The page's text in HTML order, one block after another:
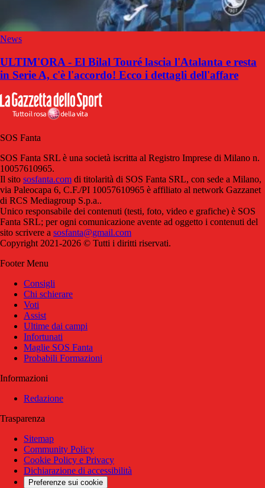
News
ULTIM'ORA - El Bilal Touré lascia l'Atalanta e resta
in Serie A, c'è l'accordo! Ecco i dettagli dell'affare
SOS Fanta
SOS Fanta SRL è una società iscritta al Registro Imprese di Milano n.
10057610965.
Il sito sosfanta.com di titolarità di SOS Fanta SRL, con sede a Milano,
via Paleocapa 6, C.F./PI 10057610965 è affiliato al network Gazzanet
di RCS Mediagroup S.p.a..
Unico responsabile dei contenuti (testi, foto, video e grafiche) è SOS
Fanta SRL; per ogni comunicazione avente ad oggetto i contenuti del
sito scrivere a sosfanta@gmail.com
Copyright 2021-2026 © Tutti i diritti riservati.
Footer Menu
Consigli
Chi schierare
Voti
Assist
Ultime dai campi
Infortunati
Maglie SOS Fanta
Probabili Formazioni
Informazioni
Redazione
Trasparenza
Sitemap
Community Policy
Cookie Policy e Privacy
Dichiarazione di accessibilità
Preferenze sui cookie